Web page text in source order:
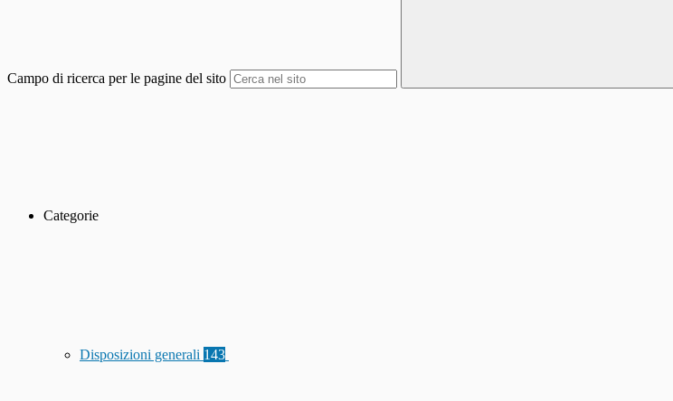
Campo di ricerca per le pagine del sito
Categorie
Disposizioni generali 143